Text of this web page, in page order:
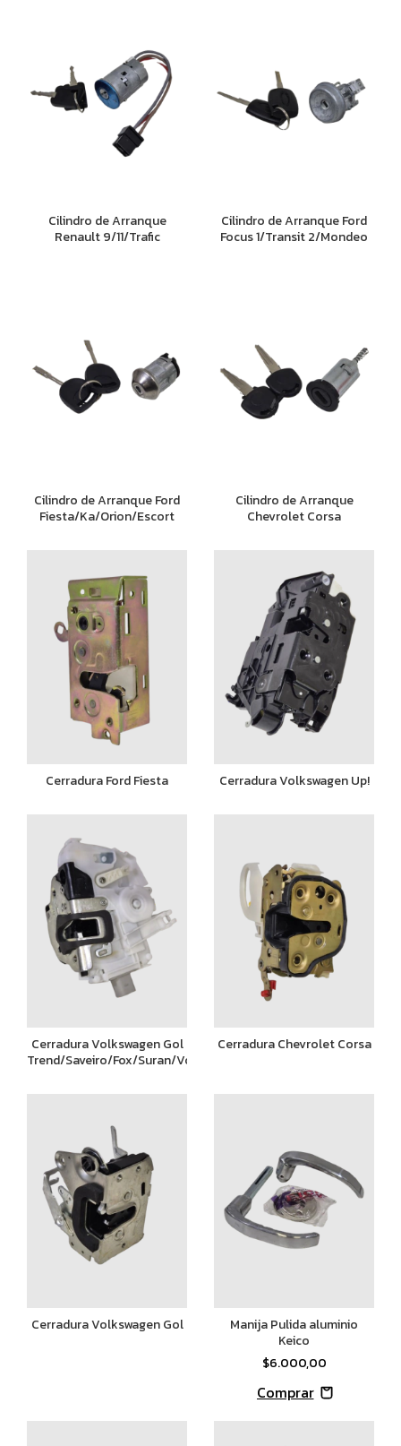
Cilindro de Arranque
Renault 9/11/Trafic
Cilindro de Arranque Ford
Focus 1/Transit 2/Mondeo
Cilindro de Arranque Ford
Fiesta/Ka/Orion/Escort
Cilindro de Arranque
Chevrolet Corsa
Cerradura Ford Fiesta Cerradura Volkswagen Up!
Cerradura Volkswagen Gol
Trend/Saveiro/Fox/Suran/Voyage
Cerradura Chevrolet Corsa
Cerradura Volkswagen Gol
Manija Pulida aluminio
Keico
$6.000,00